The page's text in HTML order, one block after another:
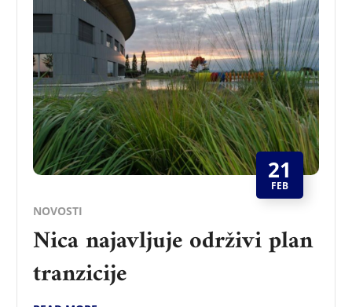
21
FEB
NOVOSTI
Nica najavljuje održivi plan
tranzicije